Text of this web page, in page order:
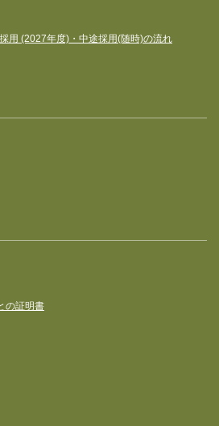
用 (2027年度)・中途採用(随時)の流れ
の証明書